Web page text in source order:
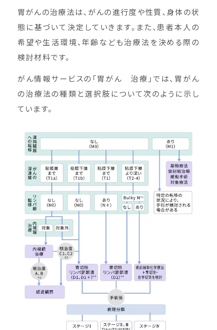
胃がんの治療法は、がんの進行度や性質、身体の状
態に基づいて決定していきます。また、患者本人の
希望や生活環境、年齢なども治療法を決める際の
検討材料です。
がん情報サービスの「胃がん 治療」では、胃がん
の治療法の種類と選択肢について次のように示し
ています。